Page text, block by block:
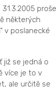
některých
v poslanecké
již se jedná o
více je to v
ale určitě se